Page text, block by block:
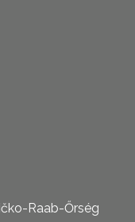
Raab-Őrség